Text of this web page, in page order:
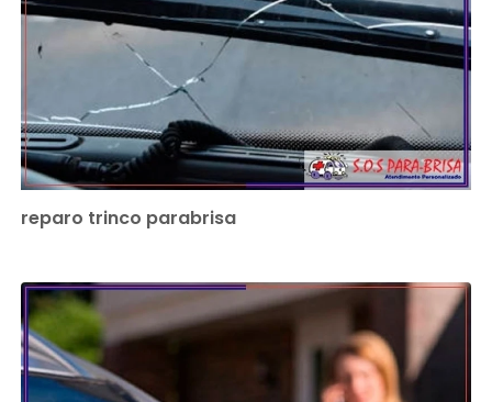
reparo trinco parabrisa